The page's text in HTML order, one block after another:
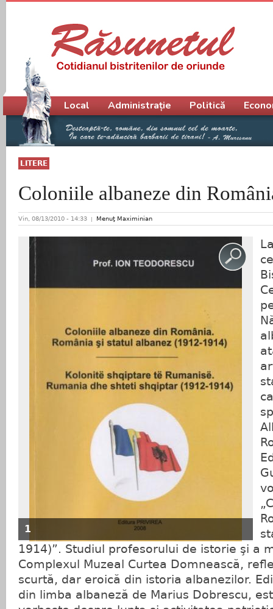
LITERE
Coloniile albaneze din
Vin, 08/13/2010 - 14:33 Menuţ Maximinian
1
1914)”. Studiul profesorului de istorie şi a
Complexul Muzeal Curtea Domnească,
scurtă, dar eroică din istoria albanezilor.
din limba albaneză de Marius Dobrescu,
Meniu principal
Local Administrație Politică